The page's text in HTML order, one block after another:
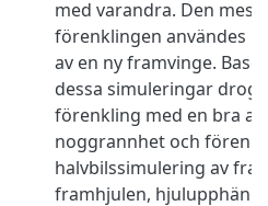
med varandra. Den
förenklingen användes i
av en ny framvinge.
dessa simuleringar
förenkling med en bra
noggrannhet och
halvbilssimulering av
framhjulen,